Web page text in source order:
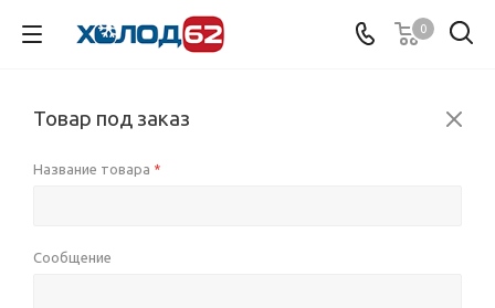
0
Товар под заказ
Название товара *
Сообщение